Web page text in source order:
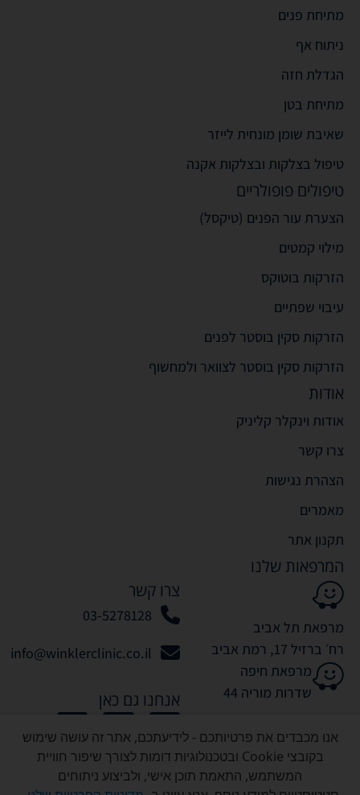
מתיחת פנים
ניתוח אף
הגדלת חזה
מתיחת בטן
שאיבת שומן מונחית לייזר
טיפול בצלקות ובצלקות אקנה
טיפולים פופולריים
הצערת עור הפנים (טיקסל)
מילוי קמטים
הזרקות בוטוקס
עיבוי שפתיים
הזרקות סקין בוסטר לפנים
הזרקות סקין בוסטר לצוואר ולמחשוף
אודות
אודות וינקלר קליניק
צרו קשר
הצהרת נגישות
מאמרים
תקנון אתר
המרפאות שלנו
מרפאת תל אביב
רח׳ ברזיל 17, רמת אביב
מרפאת חיפה
שדרות מוריה 44
צרו קשר
03-5278128
info@winklerclinic.co.il
אנחנו גם כאן
אנו מכבדים את פרטיותכם - לידיעתכם, אתר זה עושה שימוש
בקובצי Cookie ובטכנולוגיות דומות לצורך שיפור חוויית
המשתמש, התאמת תוכן אישי, ולביצוע ניתוחים